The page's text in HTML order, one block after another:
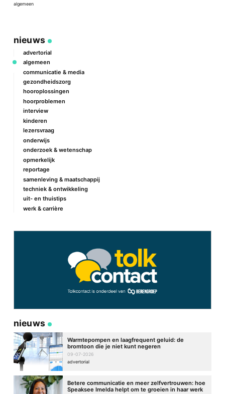
algemeen
nieuws
advertorial
algemeen
communicatie & media
gezondheidszorg
hooroplossingen
hoorproblemen
interview
kinderen
lezersvraag
onderwijs
onderzoek & wetenschap
opmerkelijk
reportage
samenleving & maatschappij
techniek & ontwikkeling
uit- en thuistips
werk & carrière
nieuws
Warmtepompen en laagfrequent geluid: de
bromtoon die je niet kunt negeren
09-07-2026
advertorial
Betere communicatie en meer zelfvertrouwen: hoe
Speaksee Imelda helpt om te groeien in haar werk